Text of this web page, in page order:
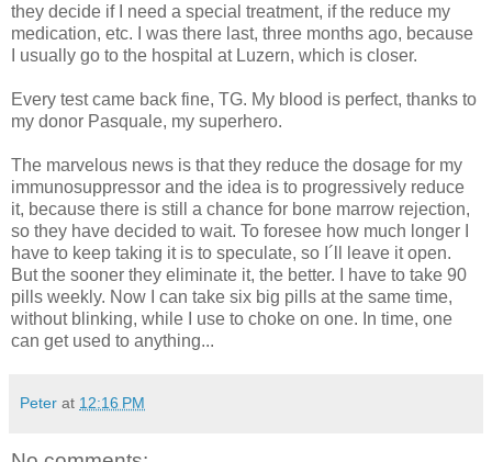
they decide if I need a special treatment, if the reduce my
medication, etc. I was there last, three months ago, because
I usually go to the hospital at Luzern, which is closer.
Every test came back fine, TG. My blood is perfect, thanks to
my donor Pasquale, my superhero.
The marvelous news is that they reduce the dosage for my
immunosuppressor and the idea is to progressively reduce
it, because there is still a chance for bone marrow rejection,
so they have decided to wait. To foresee how much longer I
have to keep taking it is to speculate, so I´ll leave it open.
But the sooner they eliminate it, the better. I have to take 90
pills weekly. Now I can take six big pills at the same time,
without blinking, while I use to choke on one. In time, one
can get used to anything...
Peter at 12:16 PM